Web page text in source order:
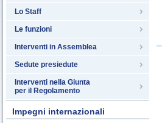
Lo Staff
Le funzioni
Interventi in Assemblea
Sedute presiedute
Interventi nella Giunta
per il Regolamento
Impegni internazionali